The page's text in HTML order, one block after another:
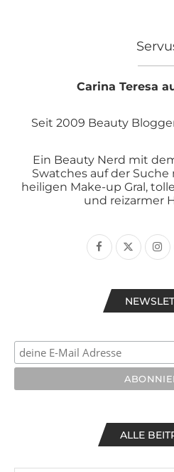
Carina Teresa
Seit 2009 Beauty
Ein Beauty Nerd mit
Swatches auf der
heiligen Make-up Gral,
und reizarmer
ALLE